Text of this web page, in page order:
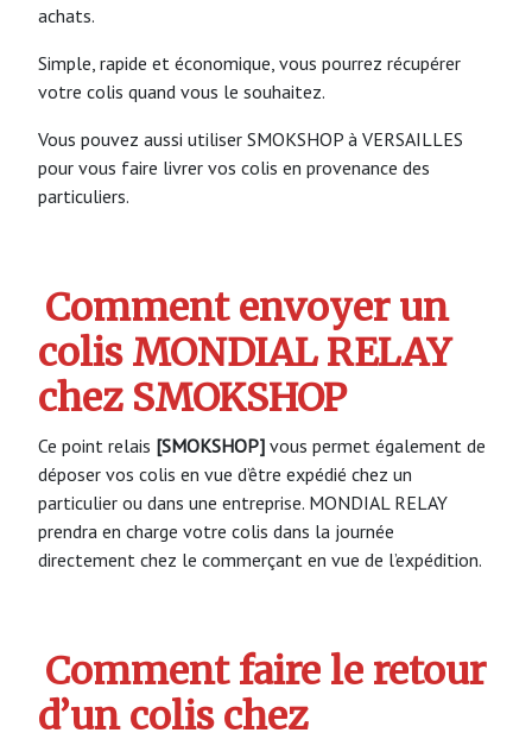
achats.
Simple, rapide et économique, vous pourrez récupérer
votre colis quand vous le souhaitez.
Vous pouvez aussi utiliser SMOKSHOP à VERSAILLES
pour vous faire livrer vos colis en provenance des
particuliers.
Comment envoyer un
colis MONDIAL RELAY
chez SMOKSHOP
Ce point relais [SMOKSHOP] vous permet également de
déposer vos colis en vue d’être expédié chez un
particulier ou dans une entreprise. MONDIAL RELAY
prendra en charge votre colis dans la journée
directement chez le commerçant en vue de l’expédition.
Comment faire le retour
d’un colis chez